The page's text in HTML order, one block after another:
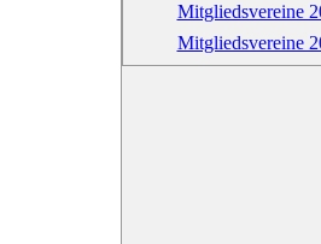
Mitgliedsvereine
Mitgliedsvereine